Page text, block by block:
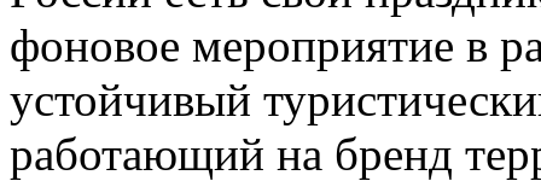
фоновое мероприятие в
устойчивый
работающий на бренд